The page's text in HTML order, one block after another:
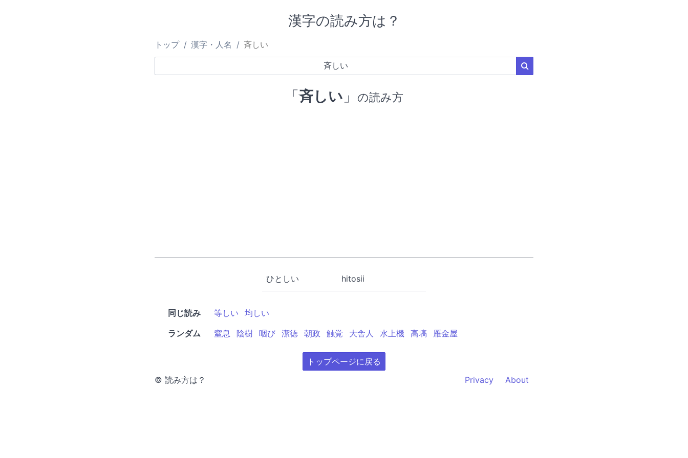
漢字の読み方は？
トップ 漢字・人名 斉しい
「斉しい 」 の読み方
ひとしい hitosii
同じ読み 等しい
均しい
ランダム
窒息 陰樹 咽び 潔徳 朝政 触覚 大舎人 水上機 高塙 雁金屋
トップページに戻る
© 読み方は？
Privacy About